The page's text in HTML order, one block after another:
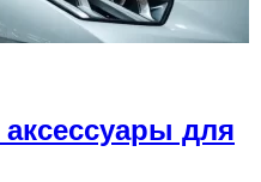
для